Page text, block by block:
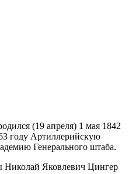
(19 апреля) 1 мая 1842
году Артиллерийскую
Генерального штаба.
Николай Яковлевич Цингер